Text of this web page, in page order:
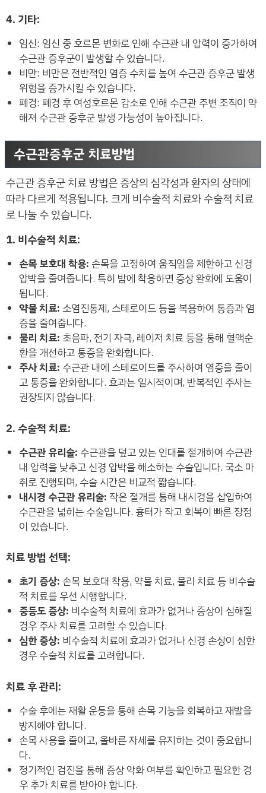
4. 기타:
임신: 임신 중 호르몬 변화로 인해 수근관 내 압력이 증가하여
수근관 증후군이 발생할 수 있습니다.
비만: 비만은 전반적인 염증 수치를 높여 수근관 증후군 발생
위험을 증가시킬 수 있습니다.
폐경: 폐경 후 여성호르몬 감소로 인해 수근관 주변 조직이 약
해져 수근관 증후군 발생 가능성이 높아집니다.
수근관증후군 치료방법
수근관 증후군 치료 방법은 증상의 심각성과 환자의 상태에
따라 다르게 적용됩니다. 크게 비수술적 치료와 수술적 치료
로 나눌 수 있습니다.
1. 비수술적 치료:
손목 보호대 착용: 손목을 고정하여 움직임을 제한하고 신경
압박을 줄여줍니다. 특히 밤에 착용하면 증상 완화에 도움이
됩니다.
약물 치료: 소염진통제, 스테로이드 등을 복용하여 통증과 염
증을 줄여줍니다.
물리 치료: 초음파, 전기 자극, 레이저 치료 등을 통해 혈액순
환을 개선하고 통증을 완화합니다.
주사 치료: 수근관 내에 스테로이드를 주사하여 염증을 줄이
고 통증을 완화합니다. 효과는 일시적이며, 반복적인 주사는
권장되지 않습니다.
2. 수술적 치료:
수근관 유리술: 수근관을 덮고 있는 인대를 절개하여 수근관
내 압력을 낮추고 신경 압박을 해소하는 수술입니다. 국소 마
취로 진행되며, 수술 시간은 비교적 짧습니다.
내시경 수근관 유리술: 작은 절개를 통해 내시경을 삽입하여
수근관을 넓히는 수술입니다. 흉터가 작고 회복이 빠른 장점
이 있습니다.
치료 방법 선택:
초기 증상: 손목 보호대 착용, 약물 치료, 물리 치료 등 비수술
적 치료를 우선 시행합니다.
중등도 증상: 비수술적 치료에 효과가 없거나 증상이 심해질
경우 주사 치료를 고려할 수 있습니다.
심한 증상: 비수술적 치료에 효과가 없거나 신경 손상이 심한
경우 수술적 치료를 고려합니다.
치료 후 관리:
수술 후에는 재활 운동을 통해 손목 기능을 회복하고 재발을
방지해야 합니다.
손목 사용을 줄이고, 올바른 자세를 유지하는 것이 중요합니
다.
정기적인 검진을 통해 증상 악화 여부를 확인하고 필요한 경
우 추가 치료를 받아야 합니다.